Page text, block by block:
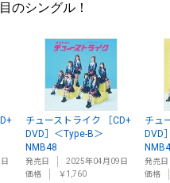
のシングル！
チューストライク ［CD+
DVD］＜Type-B＞
NMB48
発売日
2025年04月09日
価格
￥1,760
チュ
DVD
発売日
価格